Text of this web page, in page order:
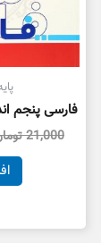
فارسی پنجم
21,000